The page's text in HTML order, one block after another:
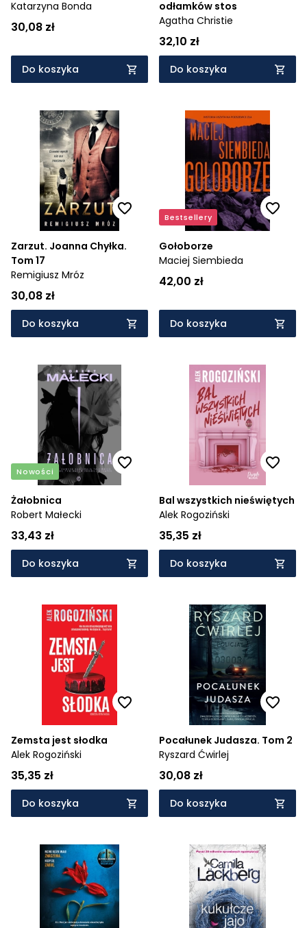
Katarzyna Bonda
30,08 zł
Do koszyka
odłamków stos
Agatha Christie
32,10 zł
Do koszyka
Zarzut. Joanna Chyłka.
Tom 17
Remigiusz Mróz
30,08 zł
Do koszyka
Bestsellery
Gołoborze
Maciej Siembieda
42,00 zł
Do koszyka
Nowości
Żałobnica
Robert Małecki
33,43 zł
Do koszyka
Bal wszystkich nieświętych
Alek Rogoziński
35,35 zł
Do koszyka
Zemsta jest słodka
Alek Rogoziński
35,35 zł
Do koszyka
Pocałunek Judasza. Tom 2
Ryszard Ćwirlej
30,08 zł
Do koszyka